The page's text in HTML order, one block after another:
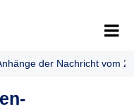
der Nachricht vom